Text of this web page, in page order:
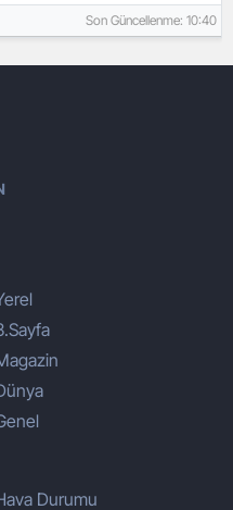
Son Güncellenme: 10:40
Durumu